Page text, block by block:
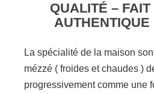
QUALITÉ –
La spécialité de la maison
mézzé ( froides et chaudes )
progressivement comme une